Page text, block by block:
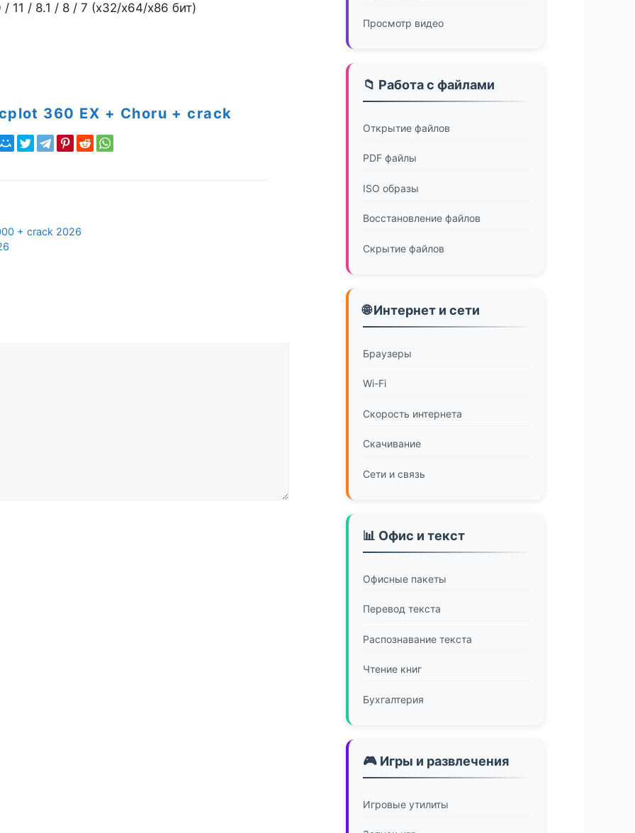
11 / 8.1 / 8 / 7 (х32/x64/x86 бит)
360 EX + Choru + crack
+ crack 2026
Просмотр видео
📁 Работа с файлами
Открытие файлов
PDF файлы
ISO образы
Восстановление файлов
Скрытие файлов
🌐 Интернет и сети
Браузеры
Wi-Fi
Скорость интернета
Скачивание
Сети и связь
📊 Офис и текст
Офисные пакеты
Перевод текста
Распознавание текста
Чтение книг
Бухгалтерия
🎮 Игры и развлечения
Игровые утилиты